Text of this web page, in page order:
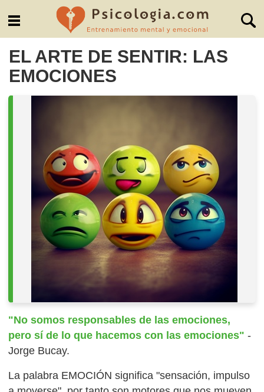
EL ARTE DE SENTIR: LAS
EMOCIONES
"No somos responsables de las emociones,
pero sí de lo que hacemos con las emociones" -
Jorge Bucay.
La palabra EMOCIÓN significa "sensación, impulso